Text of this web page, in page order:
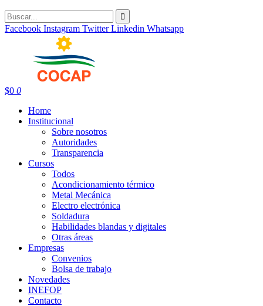
Facebook Instagram Twitter Linkedin Whatsapp
$0 0
Home
Institucional
Sobre nosotros
Autoridades
Transparencia
Cursos
Todos
Acondicionamiento térmico
Metal Mecánica
Electro electrónica
Soldadura
Habilidades blandas y digitales
Otras áreas
Empresas
Convenios
Bolsa de trabajo
Novedades
INEFOP
Contacto